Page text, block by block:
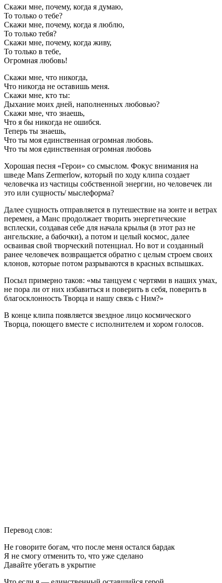
Скажи мне, почему, когда я думаю,
То только о тебе?
Скажи мне, почему, когда я люблю,
То только тебя?
Скажи мне, почему, когда живу,
То только в тебе,
Огромная любовь!
Скажи мне, что никогда,
Что никогда не оставишь меня.
Скажи мне, кто ты:
Дыхание моих дней, наполненных любовью?
Скажи мне, что знаешь,
Что я бы никогда не ошибся.
Теперь ты знаешь,
Что ты моя единственная огромная любовь.
Что ты моя единственная огромная любовь
Хорошая песня «Герои» со смыслом. Фокус внимания на
шведе Мans Zermerlow, который по ходу клипа создает
человечка из частицы собственной энергии, но человечек ли
это или сущность/ мыслеформа?
Далее сущность отправляется в путешествие на зонте и ветрах
перемен, а Манс продолжает творить энергетические
всплески, создавая себе для начала крылья (в этот раз не
ангельские, а бабочки), а потом и целый космос, далее
осваивая свой творческий потенциал. Но вот и созданный
ранее человечек возвращается обратно с целым строем своих
клонов, которые потом разрываются в красных вспышках.
Посыл примерно таков: «мы танцуем с чертями в наших умах,
не пора ли от них избавиться и поверить в себя, поверить в
благосклонность Творца и нашу связь с Ним?»
В конце клипа появляется звездное лицо космического
Творца, поющего вместе с исполнителем и хором голосов.
Перевод слов:
Не говорите богам, что после меня остался бардак
Я не смогу отменить то, что уже сделано
Давайте убегать в укрытие